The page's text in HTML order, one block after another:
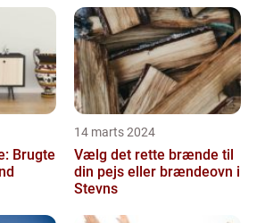
Brugte
14 marts 2024
Vælg det rette brænde til
din pejs eller brændeovn i
Stevns